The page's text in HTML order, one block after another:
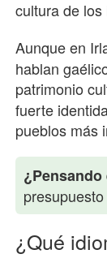
cultura de los
Aunque en
hablan
patrimonio
fuerte
pueblos más
¿Qué